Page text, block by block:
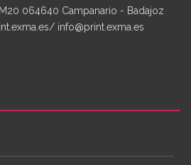
064640 Campanario - Badajoz
info@print.exma.es